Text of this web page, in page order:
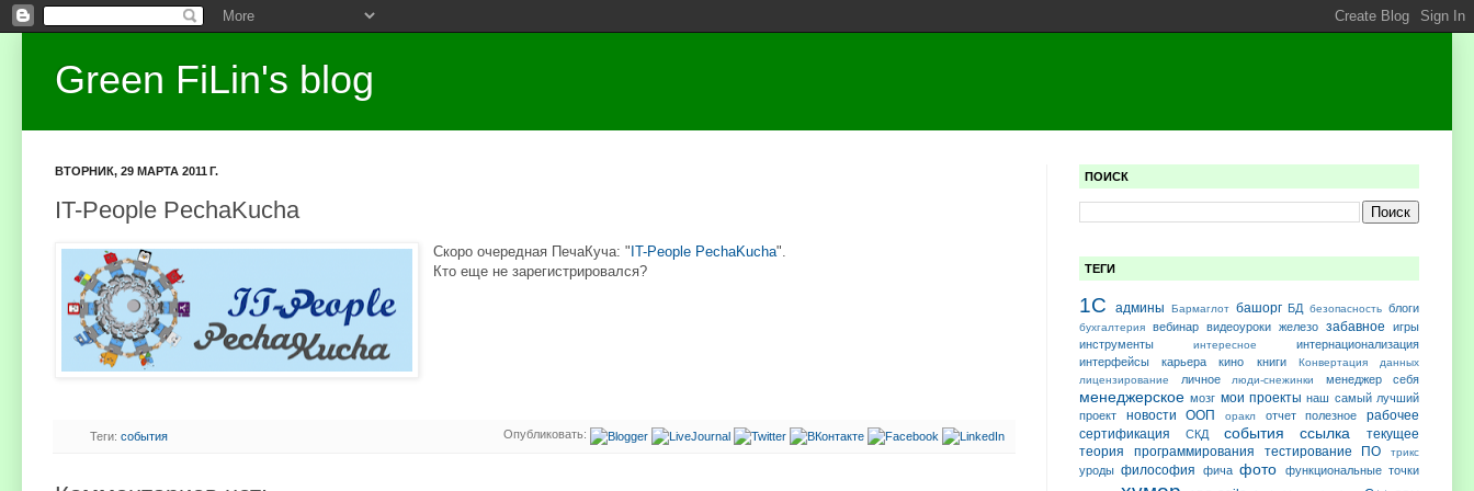
Green FiLin's blog
ВТОРНИК, 29 МАРТА 2011 Г.
IT-People PechaKucha
Скоро очередная ПечаКуча: "IT-People PechaKucha".
Кто еще не зарегистрировался?
Опубликовать:
Теги: события
ПОИСК
ТЕГИ
1С админы Бармаглот башорг БД безопасность блоги
бухгалтерия вебинар видеоуроки железо забавное
игры
инструменты
интересное
интернационализация
интерфейсы
карьера кино книги
Конвертация данных
лицензирование
личное люди-снежинки менеджер себя
менеджерское мозг мои проекты наш самый лучший
проект
новости ООП оракл отчет полезное
рабочее
сертификация
СКД события ссылка
текущее
теория программирования
тестирование ПО трикс
уроды философия фича фото функциональные точки